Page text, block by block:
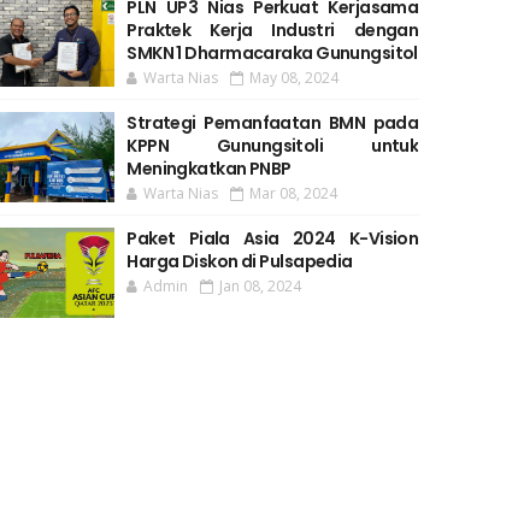
PLN UP3 Nias Perkuat Kerjasama
Praktek Kerja Industri dengan
SMKN 1 Dharmacaraka Gunungsitol
Warta Nias May 08, 2024
Strategi Pemanfaatan BMN pada
KPPN Gunungsitoli untuk
Meningkatkan PNBP
Warta Nias Mar 08, 2024
Paket Piala Asia 2024 K-Vision
Harga Diskon di Pulsapedia
Admin Jan 08, 2024